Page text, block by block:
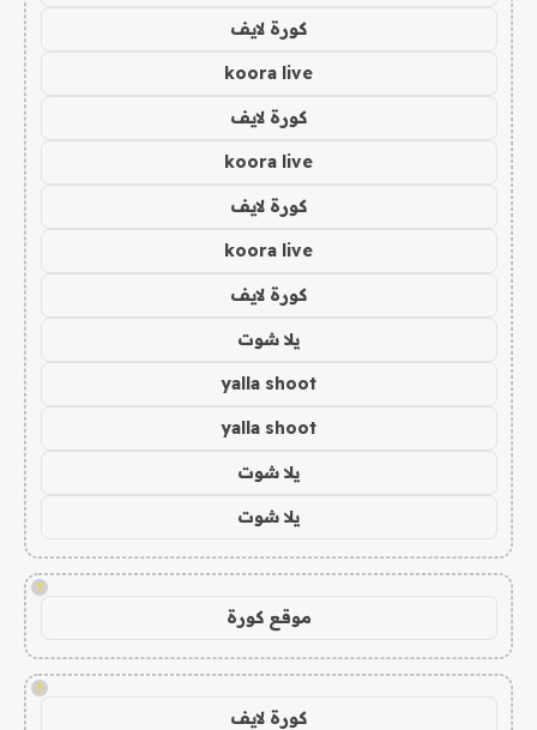
كورة لايف
koora live
كورة لايف
koora live
كورة لايف
koora live
كورة لايف
يلا شوت
yalla shoot
yalla shoot
يلا شوت
يلا شوت
!
موقع كورة
!
كورة لايف